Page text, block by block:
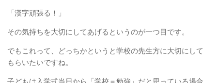
「漢字頑張る！」
その気持ちを大切にしてあげるというのが一つ目です。
でもこれって、どっちかというと学校の先生方に大切にして
もらいたいですね。